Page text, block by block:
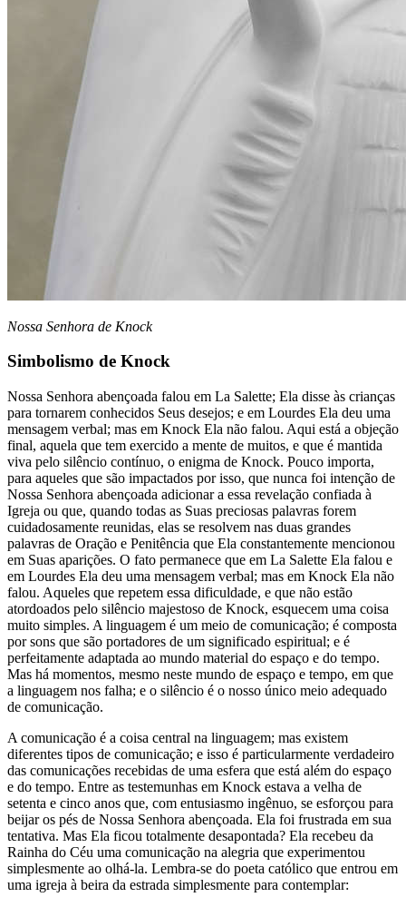
Nossa Senhora de Knock
Simbolismo de Knock
Nossa Senhora abençoada falou em La Salette; Ela disse às crianças
para tornarem conhecidos Seus desejos; e em Lourdes Ela deu uma
mensagem verbal; mas em Knock Ela não falou. Aqui está a objeção
final, aquela que tem exercido a mente de muitos, e que é mantida
viva pelo silêncio contínuo, o enigma de Knock. Pouco importa,
para aqueles que são impactados por isso, que nunca foi intenção de
Nossa Senhora abençoada adicionar a essa revelação confiada à
Igreja ou que, quando todas as Suas preciosas palavras forem
cuidadosamente reunidas, elas se resolvem nas duas grandes
palavras de Oração e Penitência que Ela constantemente mencionou
em Suas aparições. O fato permanece que em La Salette Ela falou e
em Lourdes Ela deu uma mensagem verbal; mas em Knock Ela não
falou. Aqueles que repetem essa dificuldade, e que não estão
atordoados pelo silêncio majestoso de Knock, esquecem uma coisa
muito simples. A linguagem é um meio de comunicação; é composta
por sons que são portadores de um significado espiritual; e é
perfeitamente adaptada ao mundo material do espaço e do tempo.
Mas há momentos, mesmo neste mundo de espaço e tempo, em que
a linguagem nos falha; e o silêncio é o nosso único meio adequado
de comunicação.
A comunicação é a coisa central na linguagem; mas existem
diferentes tipos de comunicação; e isso é particularmente verdadeiro
das comunicações recebidas de uma esfera que está além do espaço
e do tempo. Entre as testemunhas em Knock estava a velha de
setenta e cinco anos que, com entusiasmo ingênuo, se esforçou para
beijar os pés de Nossa Senhora abençoada. Ela foi frustrada em sua
tentativa. Mas Ela ficou totalmente desapontada? Ela recebeu da
Rainha do Céu uma comunicação na alegria que experimentou
simplesmente ao olhá-la. Lembra-se do poeta católico que entrou em
uma igreja à beira da estrada simplesmente para contemplar: